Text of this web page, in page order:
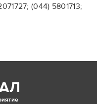
(044) 5801713;